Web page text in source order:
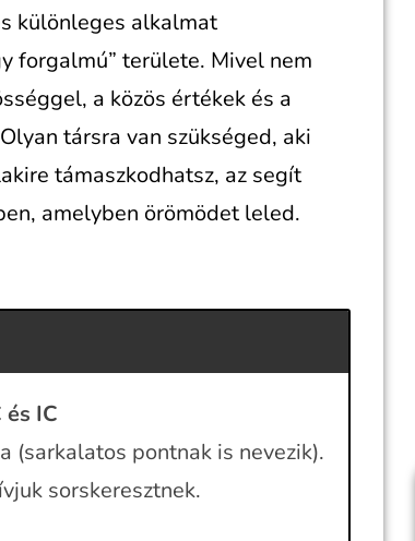
különleges alkalmat
forgalmú” területe. Mivel nem
a közös értékek és a
társra van szükséged, aki
támaszkodhatsz, az segít
amelyben örömödet leled.
IC
(sarkalatos pontnak is nevezik).
sorskeresztnek.